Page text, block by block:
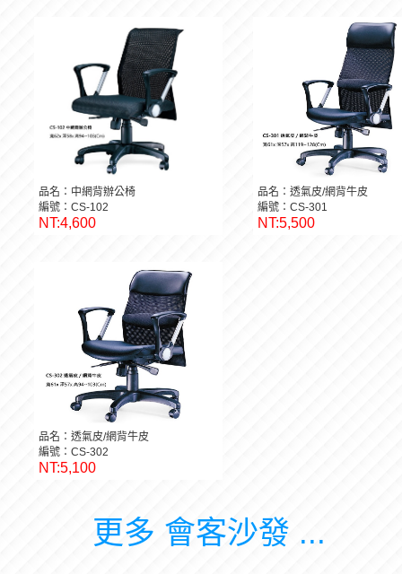
品名：中網背辦公椅
編號：CS-102
NT:4,600
品名：透氣皮/網背牛皮
編號：CS-301
NT:5,500
品名：透氣皮/網背牛皮
編號：CS-302
NT:5,100
更多 會客沙發 ...